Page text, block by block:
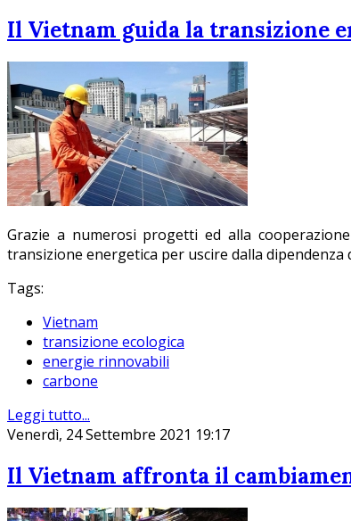
Il Vietnam guida la transizione
Grazie a numerosi progetti ed alla
transizione energetica per uscire dalla
Tags:
Vietnam
transizione ecologica
energie rinnovabili
carbone
Leggi tutto...
Venerdì, 24 Settembre 2021 19:17
Il Vietnam affronta il